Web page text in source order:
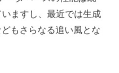
ますし、最近では生成
もさらなる追い風とな